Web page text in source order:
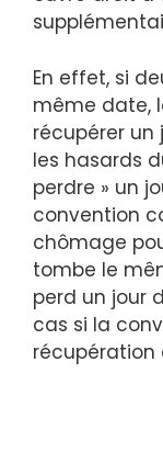
En effet, si
même date,
récupérer
les hasards
perdre » un
convention
chômage
tombe le
perd un jour
cas si la
récupération